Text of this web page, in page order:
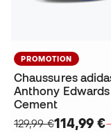
PROMOTION
Chaussures
Anthony Edwards
Cement
129,99 €114,99 €